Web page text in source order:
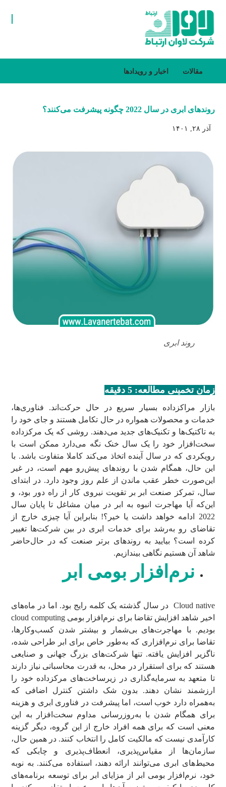
مقالات اخبار و رویدادها
روندهای ابری در سال 2022 چگونه پیشرفت می‌کنند؟
آذر ۲۸, ۱۴۰۱
روند ابری
زمان تخمینی مطالعه: 5 دقیقه
بازار مراکزداده بسیار سریع در حال حرکت‌اند. فناوری‌ها،
خدمات و محصولات همواره در حال تکامل هستند و جای خود را
به تاکتیک‌ها و تکنیک‌های جدید می‌دهند. روشی که یک مرکزداده
سخت‌افزار خود را یک سال خنک نگه می‌دارد ممکن است با
رویکردی که در سال آینده اتخاذ می‌کند کاملا متفاوت باشد. با
این حال، همگام شدن با روندهای پیش‌رو مهم است، در غیر
این‌صورت خطر عقب ماندن از علم روز وجود دارد. در ابتدای
سال، تمرکز صنعت ابر بر تقویت نیروی کار از راه دور بود، و
این‌که آیا مهاجرت انبوه به ابر در میان مشاغل تا پایان سال
2022 ادامه خواهد داشت یا خیر؟! بنابراین آیا چیزی خارج از
تقاضای رو به‌رشد برای خدمات ابری در بین شرکت‌ها تغییر
کرده است؟ بیایید به روندهای برتر صنعت که در حال‌حاضر
شاهد آن هستیم نگاهی بیندازیم.
نرم‌افزار بومی ابر
Cloud native در سال گذشته یک کلمه رایج بود. اما در ماه‌های
اخیر شاهد افزایش تقاضا برای نرم‌افزار بومی cloud computing
بودیم. با مهاجرت‌های بی‌شمار و بیشتر شدن کسب‌وکارها،
تقاضا برای نرم‌افزاری که به‌طور خاص برای ابر طراحی شده،
ناگزیر افزایش یافته. تنها شرکت‌های بزرگ جهانی و صنایعی
هستند که برای استقرار در محل، به قدرت محاسباتی نیاز دارند
تا متعهد به سرمایه‌گذاری در زیرساخت‌های مرکزداده خود را
ارزشمند نشان دهند. بدون شک داشتن کنترل اضافی که
به‌همراه دارد خوب است، اما پیشرفت در فناوری ابری و هزینه
برای همگام شدن با به‌روز‌رسانی مداوم سخت‌افزار به این
معنی است که برای همه افراد خارج از این گروه، دیگر گزینه
کارآمدی نیست که مالکیت کامل را انتخاب کنند. در همین حال،
سازمان‌ها از مقیاس‌پذیری، انعطاف‌پذیری و چابکی که
محیط‌های ابری می‌توانند ارائه دهند، استفاده می‌کنند. به نوبه
خود، نرم‌افزار بومی ابر از مزایای ابر برای توسعه برنامه‌های